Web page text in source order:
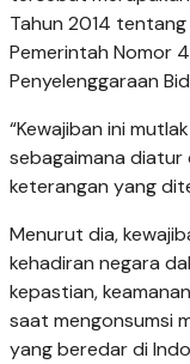
Tahun 2014
Pemerintah Nomor
Penyelenggaraan
“Kewajiban ini
sebagaimana diatur
keterangan yang
Menurut dia,
kehadiran negara
kepastian,
saat mengonsumsi
yang beredar di